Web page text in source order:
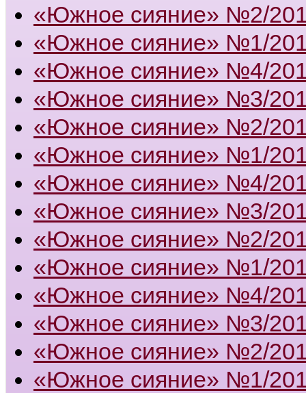
«Южное сияние» №2/
«Южное сияние» №1/
«Южное сияние» №4/
«Южное сияние» №3/
«Южное сияние» №2/
«Южное сияние» №1/
«Южное сияние» №4/
«Южное сияние» №3/
«Южное сияние» №2/
«Южное сияние» №1/
«Южное сияние» №4/
«Южное сияние» №3/
«Южное сияние» №2/
«Южное сияние» №1/